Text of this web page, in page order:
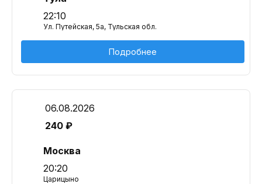
22:10
Ул. Путейская, 5а, Тульская обл.
Подробнее
06.08.2026
240 ₽
Москва
20:20
Царицыно